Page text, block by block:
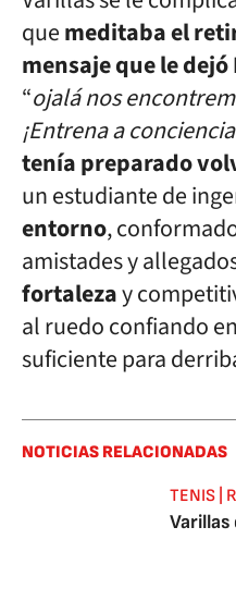
quemeditaba el
mensaje que le
“ojalá nos
¡Entrena a
tenía preparado
un estudiante de
entorno,
amistades y
fortalezay
al ruedo confiando
suficiente para
NOTICIAS RELACIONADAS
TENIS |